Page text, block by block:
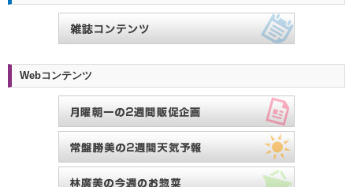
Webコンテンツ